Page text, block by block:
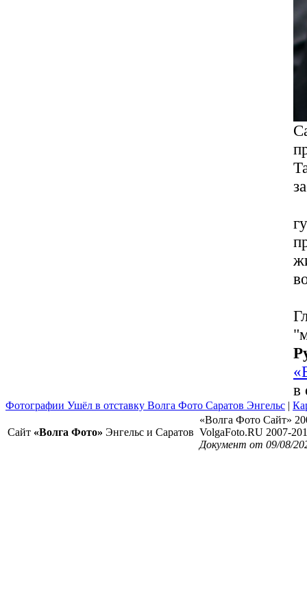
в
Фотографии Ушёл в отставку Волга Фото Саратов Энгельс |
Сайт «Волга Фото» Энгельс и Саратов
«Волга Фото Сайт»
VolgaFoto.RU 2007-
Документ от 09/08/